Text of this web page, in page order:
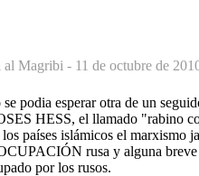
al Magribi - 11 de octubre de
se podia esperar otra de un
HESS, el llamado "rabino
países islámicos el marxismo
rusa y alguna breve
por los rusos.